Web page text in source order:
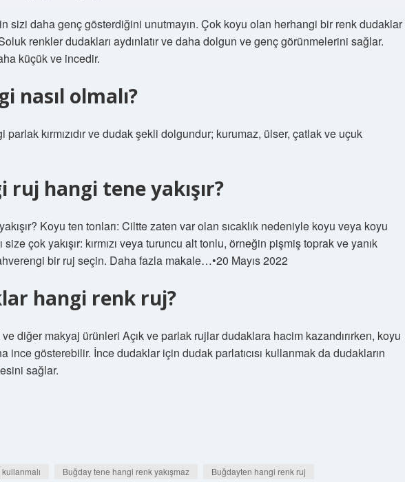
sizi daha genç gösterdiğini unutmayın. Çok koyu olan herhangi bir renk dudaklar
renkler dudakları aydınlatır ve daha dolgun ve genç görünmelerini sağlar.
küçük ve incedir.
nasıl olmalı?
parlak kırmızıdır ve dudak şekli dolgundur; kurumaz, ülser, çatlak ve uçuk
ruj hangi tene yakışır?
Koyu ten tonları: Ciltte zaten var olan sıcaklık nedeniyle koyu veya koyu
çok yakışır: kırmızı veya turuncu alt tonlu, örneğin pişmiş toprak ve yanık
bir ruj seçin. Daha fazla makale…•20 Mayıs 2022
hangi renk ruj?
diğer makyaj ürünleri Açık ve parlak rujlar dudaklara hacim kazandırırken, koyu
ince gösterebilir. İnce dudaklar için dudak parlatıcısı kullanmak da dudakların
sağlar.
Buğday tene hangi renk yakışmaz Buğdayten hangi renk ruj